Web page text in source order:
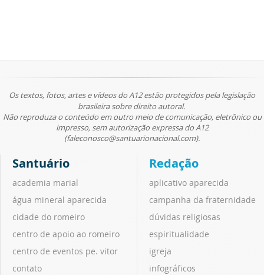
Os textos, fotos, artes e vídeos do A12 estão protegidos pela legislação
brasileira sobre direito autoral.
Não reproduza o conteúdo em outro meio de comunicação, eletrônico ou
impresso, sem autorização expressa do A12
(faleconosco@santuarionacional.com).
Santuário
academia marial
água mineral aparecida
cidade do romeiro
centro de apoio ao romeiro
centro de eventos pe. vitor
contato
Redação
aplicativo aparecida
campanha da fraternidade
dúvidas religiosas
espiritualidade
igreja
infográficos